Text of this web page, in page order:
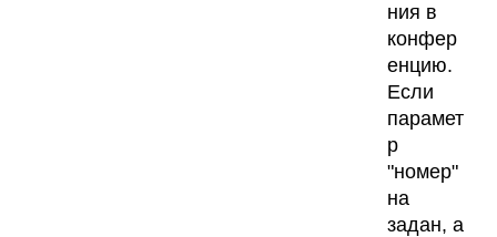
ния в
конфер
енцию.
Если
парамет
р
"номер"
на
задан, а